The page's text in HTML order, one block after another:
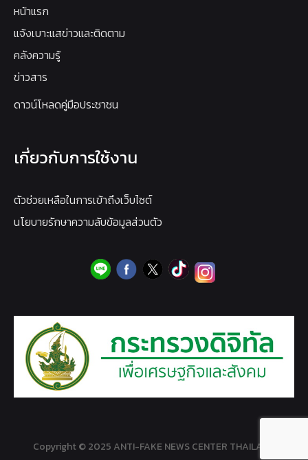
หน้าแรก
แจ้งเบาะแสข่าวและติดตาม
คลังความรู้
ข่าวสาร
ดาวน์โหลดคู่มือประชาชน
เกี่ยวกับการใช้งาน
ตัวช่วยเหลือในการเข้าถึงเว็บไซต์
นโยบายรักษาความลับข้อมูลส่วนตัว
Copyright © 2025 ANTI-FAKE NEWS CENTER THAILAND